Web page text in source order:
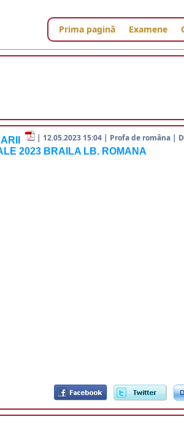
Prima pagină Examene
| 12.05.2023 15:04 | Profa de româna |
2023 BRAILA LB. ROMANA